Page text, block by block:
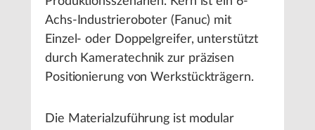
Achs-Industrieroboter (Fanuc) mit
Einzel- oder Doppelgreifer, unterstützt
durch Kameratechnik zur präzisen
Positionierung von Werkstückträgern.
Die Materialzuführung ist modular